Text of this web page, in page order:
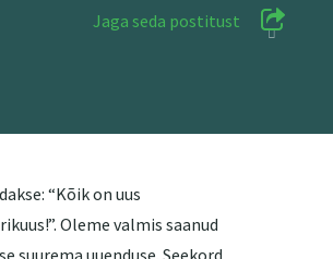
Jaga seda postitust
“Kõik on uus
Oleme valmis saanud
suurema uuenduse. Seekord